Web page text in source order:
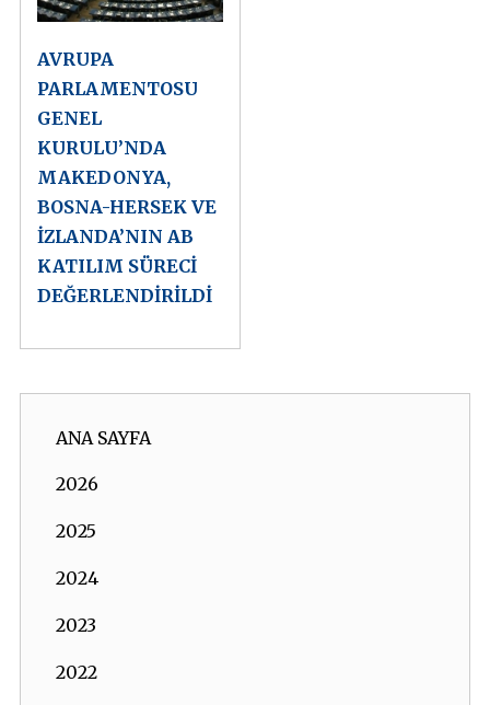
AVRUPA
PARLAMENTOSU
GENEL
KURULU’NDA
MAKEDONYA,
BOSNA-HERSEK VE
İZLANDA’NIN AB
KATILIM SÜRECİ
DEĞERLENDİRİLDİ
ANA SAYFA
2026
2025
2024
2023
2022